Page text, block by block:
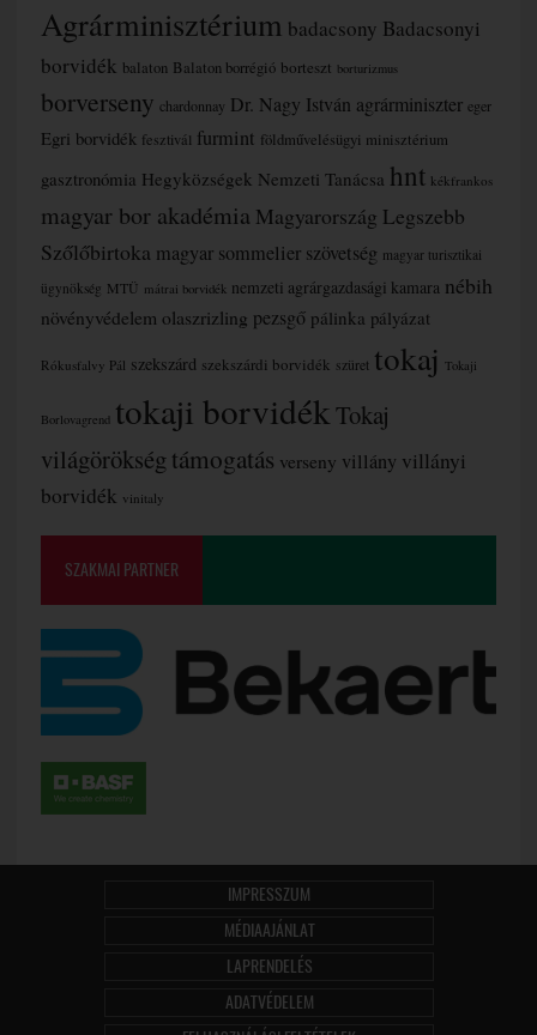
Agrárminisztérium badacsony Badacsonyi
borvidék balaton Balaton borrégió borteszt borturizmus
borverseny chardonnay Dr. Nagy István agrárminiszter eger
Egri borvidék fesztivál furmint földművelésügyi minisztérium
gasztronómia Hegyközségek Nemzeti Tanácsa hnt kékfrankos
magyar bor akadémia Magyarország Legszebb
Szőlőbirtoka magyar sommelier szövetség magyar turisztikai
ügynökség MTÜ mátrai borvidék nemzeti agrárgazdasági kamara nébih
növényvédelem olaszrizling pezsgő pálinka pályázat
Rókusfalvy Pál szekszárd szekszárdi borvidék szüret tokaj Tokaji
Borlovagrend tokaji borvidék Tokaj
világörökségtámogatás verseny villány villányi
borvidék vinitaly
SZAKMAI PARTNER
IMPRESSZUM
MÉDIAAJÁNLAT
LAPRENDELÉS
ADATVÉDELEM